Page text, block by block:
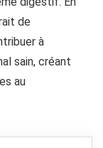
de
à
sain, créant
au